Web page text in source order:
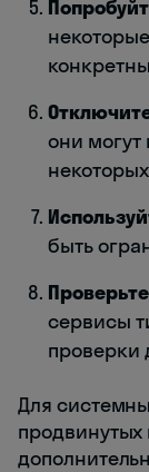
они могут
быть
сервисы
проверки
Для
продвинутых